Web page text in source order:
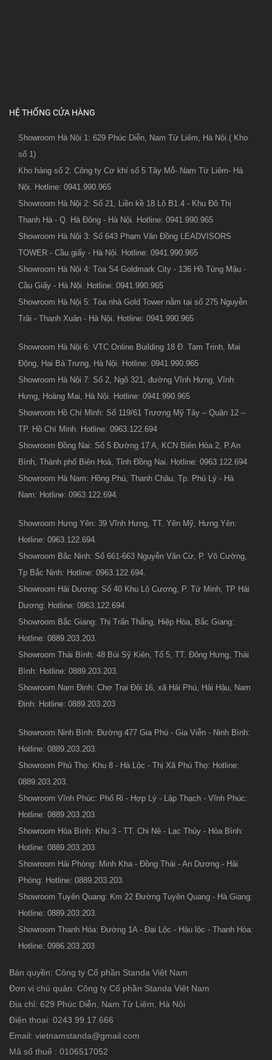
HỆ THỐNG CỬA HÀNG
Showroom Hà Nội 1: 629 Phúc Diễn, Nam Từ Liêm, Hà Nội.( Kho
số 1)
Kho hàng số 2: Công ty Cơ khí số 5 Tây Mỗ- Nam Từ Liêm- Hà
Nội. Hotline: 0941.990.965
Showroom Hà Nội 2: Số 21, Liền kề 18 Lô B1.4 - Khu Đô Thị
Thanh Hà - Q. Hà Đông - Hà Nội. Hotline: 0941.990.965
Showroom Hà Nội 3: Số 643 Phạm Văn Đồng LEADVISORS
TOWER - Cầu giấy - Hà Nội. Hotline: 0941.990.965
Showroom Hà Nội 4: Tòa S4 Goldmark City - 136 Hồ Tùng Mậu -
Cầu Giấy - Hà Nội. Hotline: 0941.990.965
Showroom Hà Nội 5: Tòa nhà Gold Tower nằm tại số 275 Nguyễn
Trãi - Thanh Xuân - Hà Nội. Hotline: 0941.990.965
Showroom Hà Nội 6: VTC Online Building 18 Đ. Tam Trinh, Mai
Động, Hai Bà Trưng, Hà Nội. Hotline: 0941.990.965
Showroom Hà Nội 7: Số 2, Ngõ 321, đường Vĩnh Hưng, Vĩnh
Hưng, Hoàng Mai, Hà Nội. Hotline: 0941.990.965
Showroom Hồ Chí Minh: Số 119/61 Trương Mỹ Tây – Quận 12 –
TP. Hồ Chí Minh. Hotline: 0963.122.694
Showroom Đồng Nai: Số 5 Đường 17 A, KCN Biên Hòa 2, P.An
Bình, Thành phố Biên Hoà, Tỉnh Đồng Nai. Hotline: 0963.122.694
Showroom Hà Nam: Hồng Phú, Thanh Châu, Tp. Phủ Lý - Hà
Nam: Hotline: 0963.122.694.
Showroom Hưng Yên: 39 Vĩnh Hưng, TT. Yên Mỹ, Hưng Yên:
Hotline: 0963.122.694.
Showroom Bắc Ninh: Số 661-663 Nguyễn Văn Cừ, P. Võ Cường,
Tp Bắc Ninh: Hotline: 0963.122.694.
Showroom Hải Dương: Số 40 Khu Lộ Cương, P. Tứ Minh, TP Hải
Dương: Hotline: 0963.122.694.
Showroom Bắc Giang: Thị Trấn Thắng, Hiệp Hòa, Bắc Giang:
Hotline: 0889.203.203.
Showroom Thái Bình: 48 Bùi Sỹ Kiên, Tổ 5, TT. Đông Hưng, Thái
Bình: Hotline: 0889.203.203.
Showroom Nam Định: Chợ Trại Đội 16, xã Hải Phú, Hải Hậu, Nam
Định: Hotline: 0889.203.203
Showroom Ninh Bình: Đường 477 Gia Phú - Gia Viễn - Ninh Bình:
Hotline: 0889.203.203.
Showroom Phú Thọ: Khu 8 - Hà Lộc - Thị Xã Phú Thọ: Hotline:
0889.203.203.
Showroom Vĩnh Phúc: Phố Ri - Hợp Lý - Lập Thạch - Vĩnh Phúc:
Hotline: 0889.203.203.
Showroom Hòa Bình: Khu 3 - TT. Chi Nê - Lạc Thủy - Hòa Bình:
Hotline: 0889.203.203.
Showroom Hải Phòng: Minh Kha - Đồng Thái - An Dương - Hải
Phòng: Hotline: 0889.203.203.
Showroom Tuyên Quang: Km 22 Đường Tuyên Quang - Hà Giang:
Hotline: 0889.203.203.
Showroom Thanh Hóa: Đường 1A - Đại Lộc - Hậu lộc - Thanh Hóa:
Hotline: 0986.203.203
Bản quyền: Công ty Cổ phần Standa Việt Nam
Đơn vị chủ quản: Công ty Cổ phần Standa Việt Nam
Địa chỉ: 629 Phúc Diễn, Nam Từ Liêm, Hà Nội
Điện thoại: 0243.99.17.666
Email: vietnamstanda@gmail.com
Mã số thuế : 0106517052